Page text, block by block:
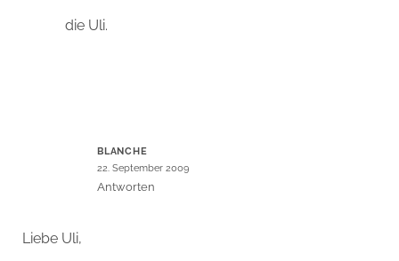
die Uli.
BLANCHE
22. September 2009
Antworten
Liebe Uli,